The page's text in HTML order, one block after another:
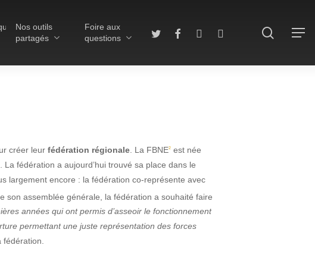
Nos outils
partagés
Foire aux
questions
search
Menu
twitter facebook
vimeo RSS
créer leur fédération régionale . La FBNE2 est née
fédération a aujourd’hui trouvé sa place dans le
largement encore : la fédération co-représente avec
son assemblée générale, la fédération a souhaité faire
années qui ont permis d’asseoir le fonctionnement
permettant une juste représentation des forces
fédération.